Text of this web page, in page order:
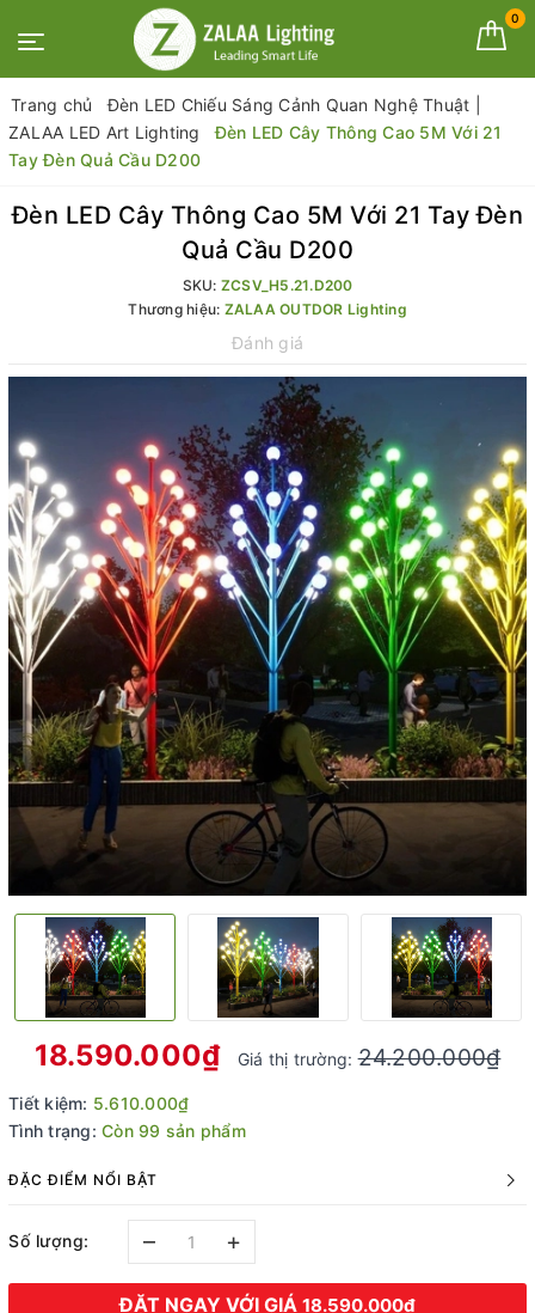
0
Trang chủ
Đèn LED Chiếu Sáng Cảnh Quan Nghệ Thuật |
ZALAA LED Art Lighting
Đèn LED Cây Thông Cao 5M Với 21
Tay Đèn Quả Cầu D200
Đèn LED Cây Thông Cao 5M Với 21 Tay Đèn
Quả Cầu D200
SKU: ZCSV_H5.21.D200
Thương hiệu: ZALAA OUTDOR Lighting
Đánh giá
18.590.000₫ Giá thị trường:24.200.000₫
Tiết kiệm: 5.610.000₫
Tình trạng: Còn 99 sản phẩm
ĐẶC ĐIỂM NỔI BẬT
Số lượng: – +
ĐẶT NGAY VỚI GIÁ 18.590.000₫